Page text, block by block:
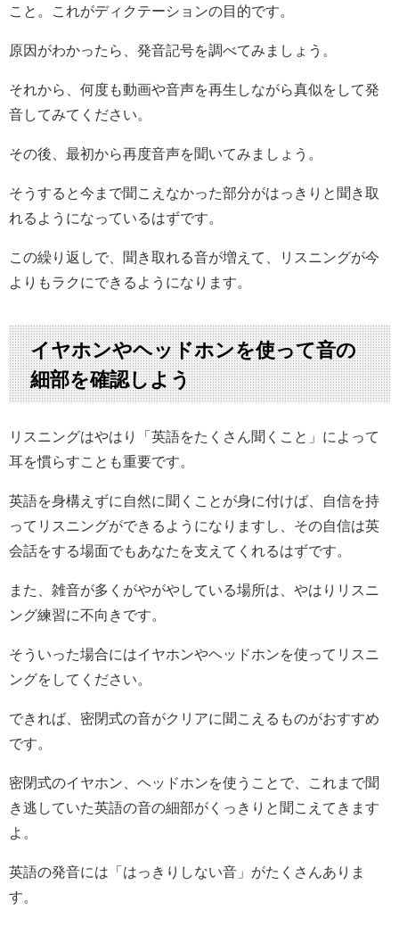
こと。これがディクテーションの目的です。
原因がわかったら、発音記号を調べてみましょう。
それから、何度も動画や音声を再生しながら真似をして発
音してみてください。
その後、最初から再度音声を聞いてみましょう。
そうすると今まで聞こえなかった部分がはっきりと聞き取
れるようになっているはずです。
この繰り返しで、聞き取れる音が増えて、リスニングが今
よりもラクにできるようになります。
イヤホンやヘッドホンを使って音の
細部を確認しよう
リスニングはやはり「英語をたくさん聞くこと」によって
耳を慣らすことも重要です。
英語を身構えずに自然に聞くことが身に付けば、自信を持
ってリスニングができるようになりますし、その自信は英
会話をする場面でもあなたを支えてくれるはずです。
また、雑音が多くがやがやしている場所は、やはりリスニ
ング練習に不向きです。
そういった場合にはイヤホンやヘッドホンを使ってリスニ
ングをしてください。
できれば、密閉式の音がクリアに聞こえるものがおすすめ
です。
密閉式のイヤホン、ヘッドホンを使うことで、これまで聞
き逃していた英語の音の細部がくっきりと聞こえてきます
よ。
英語の発音には「はっきりしない音」がたくさんありま
す。